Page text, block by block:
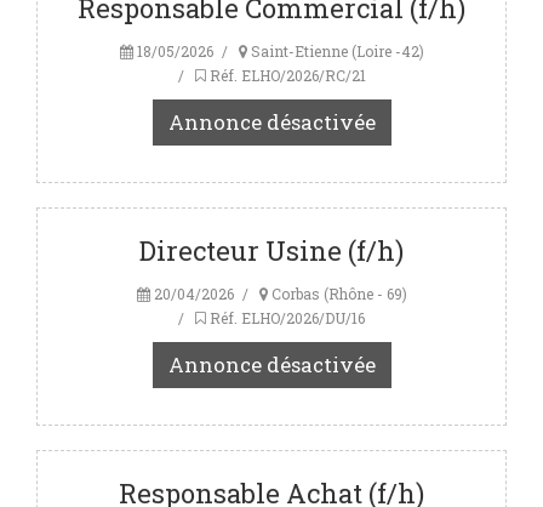
Responsable Commercial (f/h)
18/05/2026
Saint-Etienne (Loire -42)
Réf. ELHO/2026/RC/21
Annonce désactivée
Directeur Usine (f/h)
20/04/2026
Corbas (Rhône - 69)
Réf. ELHO/2026/DU/16
Annonce désactivée
Responsable Achat (f/h)